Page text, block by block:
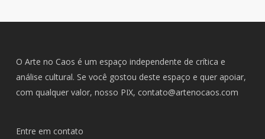
O Arte no Caos é um espaço independente de crítica e
análise cultural. Se você gostou deste espaço e quer apoiar,
com qualquer valor, nosso PIX, contato@artenocaos.com
Entre em contato